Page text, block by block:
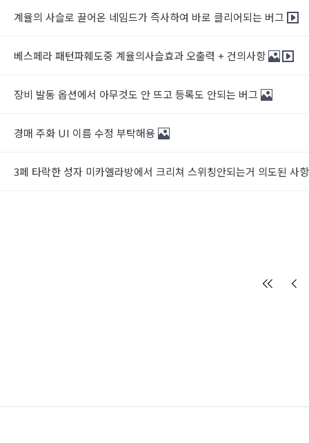
계율의 사슬로 끌어온 네임드가 즉사하여 바로 클리어되는 버그
베스페라 패턴파훼도중 계율의사슬효과 오출력 + 건의사항
장비 발동 옵션에서 아무것도 안 뜨고 등록도 안되는 버그
경매 주화 UI 이름 수정 부탁해용
3페 타락한 성자 미카엘라방에서 크리쳐 스위칭안되는거 의도된 사